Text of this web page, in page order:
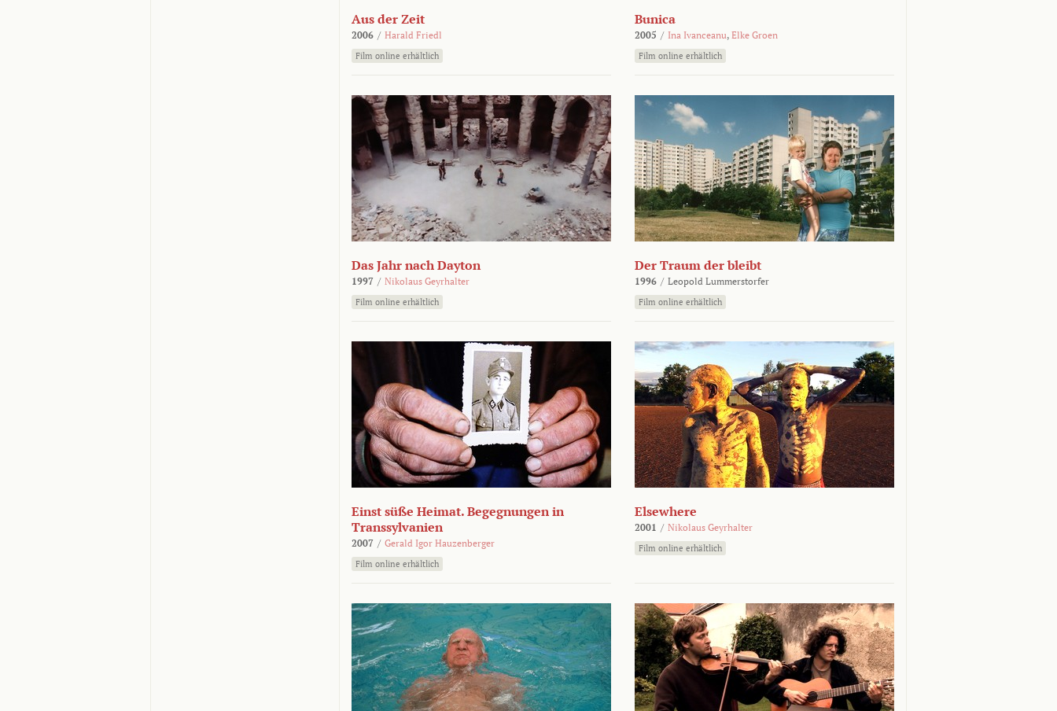
Aus der Zeit
2006 / Harald Friedl
Film online erhältlich
Bunica
2005 / Ina Ivanceanu, Elke Groen
Film online erhältlich
Das Jahr nach Dayton
1997 / Nikolaus Geyrhalter
Film online erhältlich
Der Traum der bleibt
1996 / Leopold Lummerstorfer
Film online erhältlich
Einst süße Heimat. Begegnungen in
Transsylvanien
2007 / Gerald Igor Hauzenberger
Film online erhältlich
Elsewhere
2001 / Nikolaus Geyrhalter
Film online erhältlich